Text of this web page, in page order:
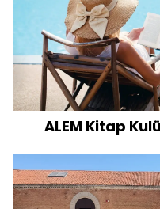
ALEM Kitap